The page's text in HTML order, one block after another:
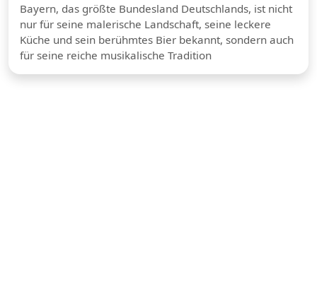
Bayern, das größte Bundesland Deutschlands, ist nicht
nur für seine malerische Landschaft, seine leckere
Küche und sein berühmtes Bier bekannt, sondern auch
für seine reiche musikalische Tradition